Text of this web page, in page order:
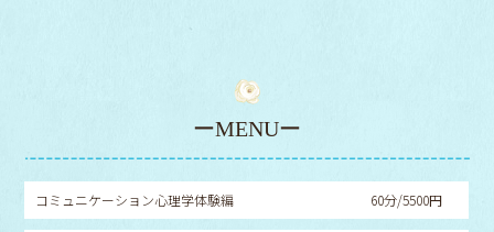
ーMENUー
コミュニケーション心理学体験編 60分/5500円